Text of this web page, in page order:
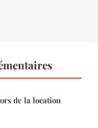
de la location